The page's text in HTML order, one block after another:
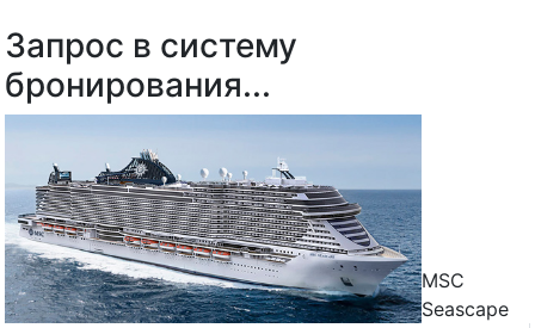
MSC
Seascape
Запрос в систему
бронирования...